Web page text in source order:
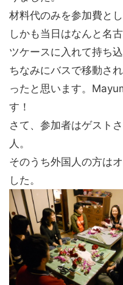
材料代のみを参加費と
しかも当日はなんと名
ツケースに入れて持ち
ちなみにバスで移動さ
ったと思います。
す！
さて、参加者はゲスト
人。
そのうち外国人の方は
した。